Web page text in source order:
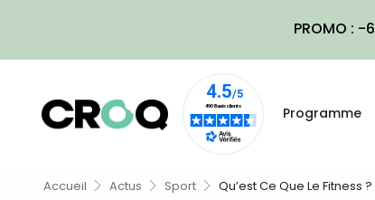
PROMO :
Programme
Accueil Actus Sport Qu’est Ce Que Le Fitness ?